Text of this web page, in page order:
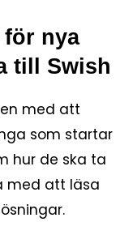
nya
till Swish
med att
som startar
hur de ska ta
med att läsa